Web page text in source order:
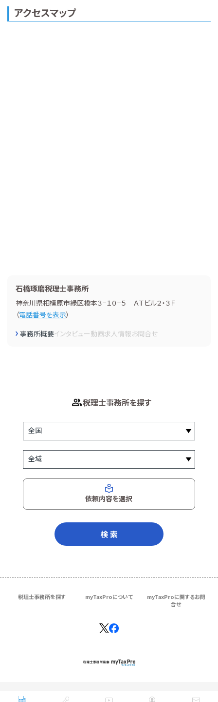
アクセスマップ
石橋琢磨税理士事務所
神奈川県相模原市緑区橋本３−１０−５ ＡＴビル２・３Ｆ
（電話番号を表示）
事務所概要インタビュー動画求人情報お問合せ
税理士事務所を探す
依頼内容を選択
検 索
税理士事務所を探す myTaxProについて
myTaxProに関するお問
合せ